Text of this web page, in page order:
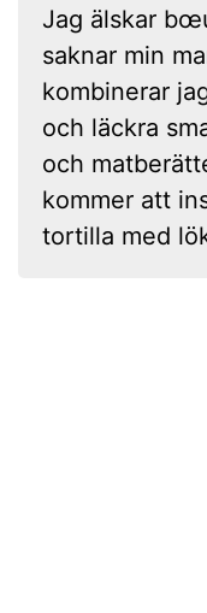
Jag älskar
saknar min
kombinerar
och läckra
och
kommer att
tortilla med